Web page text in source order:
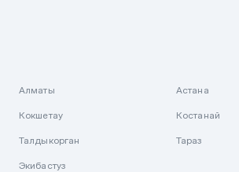
Алматы Астана
Кокшетау Костанай
Талдыкорган Тараз
Экибастуз